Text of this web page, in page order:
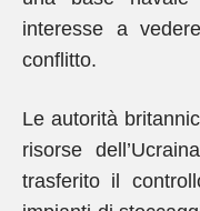
interesse a
conflitto.
Le autorità
risorse
trasferito il